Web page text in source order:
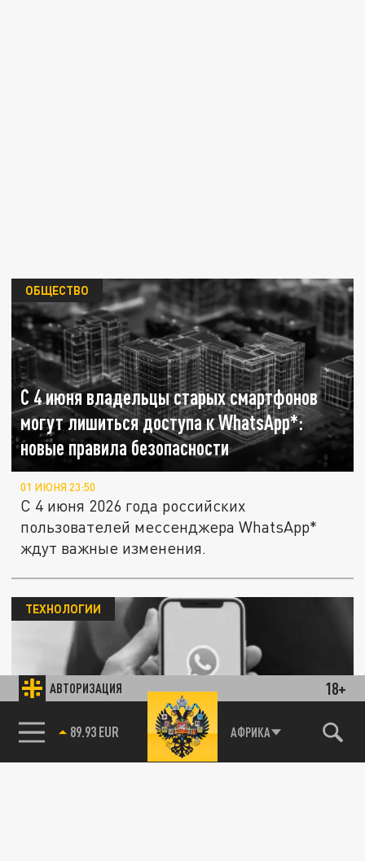
АВТОРИЗАЦИЯ 18+
85.64 BRENT АФРИКА
С 4 июня владельцы старых смартфонов
могут лишиться доступа к WhatsApp*:
новые правила безопасности
ОБЩЕСТВО
01 ИЮНЯ 23:50
С 4 июня 2026 года российских
пользователей мессенджера WhatsApp*
ждут важные изменения.
WhatsApp тестирует сообщения, которые
исчезают сразу после прочтения
ТЕХНОЛОГИИ